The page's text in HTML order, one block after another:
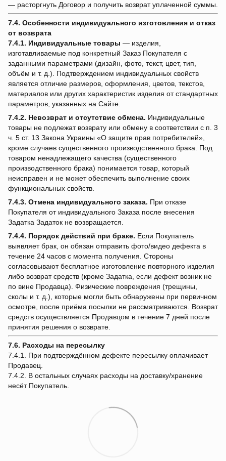
— расторгнуть Договор и получить возврат уплаченной суммы.
7.4. Особенности индивидуального изготовления и отказ
от возврата
7.4.1. Индивидуальные товары — изделия,
изготавливаемые под конкретный Заказ Покупателя с
заданными параметрами (дизайн, фото, текст, цвет, тип,
объём и т. д.). Подтверждением индивидуальных свойств
является отличие размеров, оформления, цветов, текстов,
материалов или других характеристик изделия от стандартных
параметров, указанных на Сайте.
7.4.2. Невозврат и отсутствие обмена. Индивидуальные
товары не подлежат возврату или обмену в соответствии с п. 3
ч. 5 ст. 13 Закона Украины «О защите прав потребителей»,
кроме случаев существенного производственного брака. Под
товаром ненадлежащего качества (существенного
производственного брака) понимается товар, который
неисправен и не может обеспечить выполнение своих
функциональных свойств.
7.4.3. Отмена индивидуального заказа. При отказе
Покупателя от индивидуального Заказа после внесения
Задатка Задаток не возвращается.
7.4.4. Порядок действий при браке. Если Покупатель
выявляет брак, он обязан отправить фото/видео дефекта в
течение 24 часов с момента получения. Стороны
согласовывают бесплатное изготовление повторного изделия
либо возврат средств (кроме Задатка, если дефект возник не
по вине Продавца). Физические повреждения (трещины,
сколы и т. д.), которые могли быть обнаружены при первичном
осмотре, после приёма посылки не рассматриваются. Возврат
средств осуществляется Продавцом в течение 7 дней после
принятия решения о возврате.
7.6. Расходы на пересылку
7.4.1. При подтверждённом дефекте пересылку оплачивает
Продавец.
7.4.2. В остальных случаях расходы на доставку/хранение
несёт Покупатель.